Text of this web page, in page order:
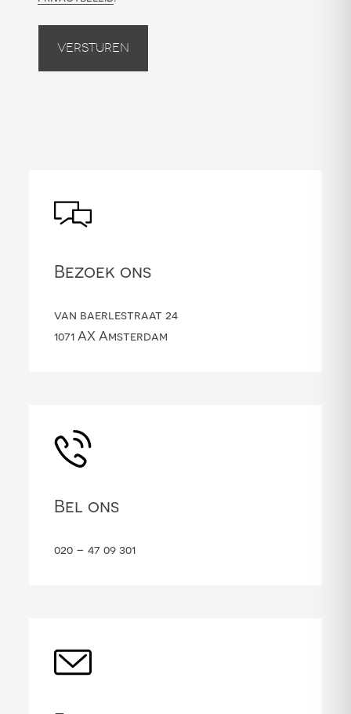
Versturen
Bezoek ons
van baerlestraat 24
1071 AX Amsterdam
Bel ons
020 – 47 09 301